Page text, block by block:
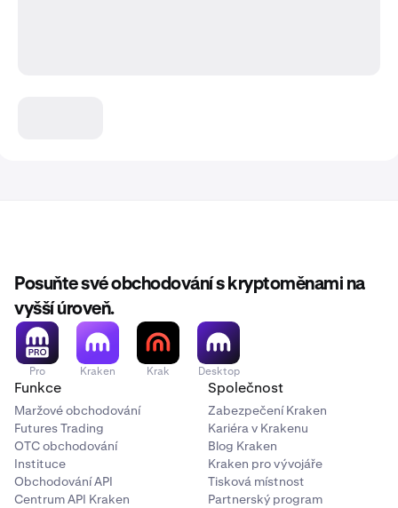
Posuňte své obchodování s kryptoměnami na
vyšší úroveň.
Pro Kraken Krak Desktop
Funkce
Maržové obchodování
Futures Trading
OTC obchodování
Instituce
Obchodování API
Centrum API Kraken
Společnost
Zabezpečení Kraken
Kariéra v Krakenu
Blog Kraken
Kraken pro vývojáře
Tisková místnost
Partnerský program